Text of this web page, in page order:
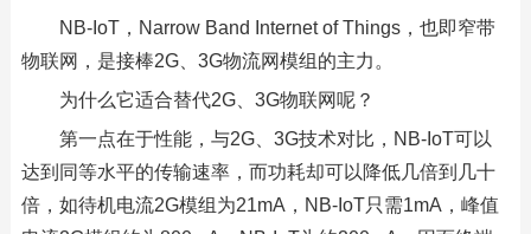
NB-IoT，Narrow Band Internet of Things，也即窄带
物联网，是接棒2G、3G物流网模组的主力。
为什么它适合替代2G、3G物联网呢？
第一点在于性能，与2G、3G技术对比，NB-IoT可以
达到同等水平的传输速率，而功耗却可以降低几倍到几十
倍，如待机电流2G模组为21mA，NB-IoT只需1mA，峰值